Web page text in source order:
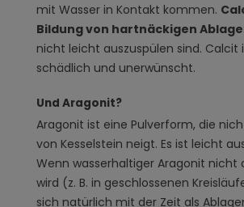
mit Wasser in Kontakt kommen.
Bildung von hartnäckigen
nicht leicht auszuspülen sind. Calcit
schädlich und unerwünscht.
Und Aragonit?
Aragonit ist eine Pulverform, die
von Kesselstein neigt. Es ist leicht
Wenn wasserhaltiger Aragonit nicht
wird (z. B. in geschlossenen
sich natürlich mit der Zeit als